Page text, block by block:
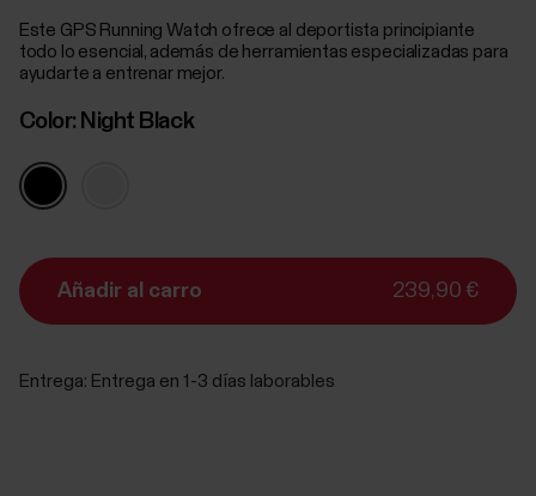
Este GPS Running Watch ofrece al deportista principiante
todo lo esencial, además de herramientas especializadas para
ayudarte a entrenar mejor.
Color: Night Black
Añadir al carro 239,90 €
Entrega: Entrega en 1-3 días laborables